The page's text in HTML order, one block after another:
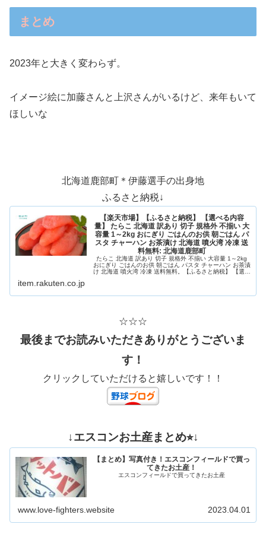
まとめ
2023年と大きく変わらず。
イメージ絵に加藤さんと上沢さんがいるけど、来年もいて
ほしいな
北海道鹿部町＊伊藤選手の出身地
ふるさと納税↓
【楽天市場】【ふるさと納税】 【選べる内容
量】 たらこ 北海道 訳あり 切子 規格外 不揃い 大
容量 1～2kg おにぎり ごはんのお供 朝ごはん パ
スタ チャーハン お茶漬け 北海道 噴火湾 冷凍 送
料無料: 北海道鹿部町
たらこ 北海道 訳あり 切子 規格外 不揃い 大容量 1～2kg
おにぎり ごはんのお供 朝ごはん パスタ チャーハン お茶漬
け 北海道 噴火湾 冷凍 送料無料。【ふるさと納税】 【選べ
item.rakuten.co.jp
☆☆☆
最後までお読みいただきありがとうございま
す！
クリックしていただけると嬉しいです！！
↓エスコンお土産まとめ⭐︎↓
【まとめ】写真付き！エスコンフィールドで買っ
てきたお土産！
エスコンフィールドで買ってきたお土産
www.love-fighters.website 2023.04.01